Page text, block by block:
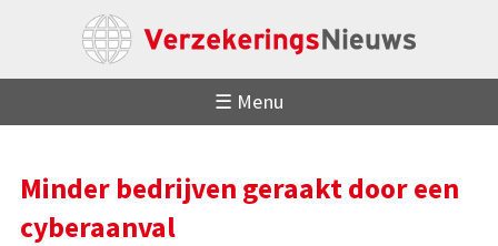
☰ Menu
Minder bedrijven geraakt door een
cyberaanval